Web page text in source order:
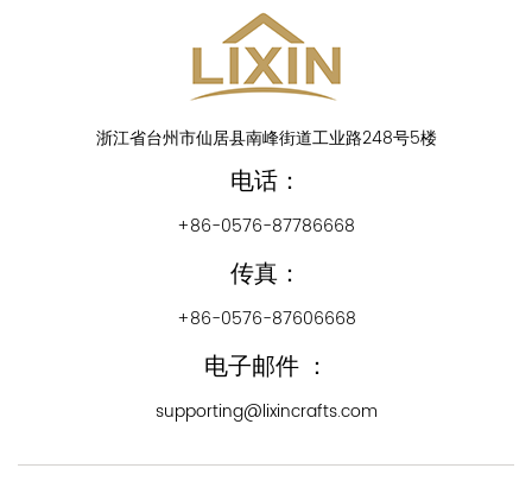
浙江省台州市仙居县南峰街道工业路248号5楼
电话：
+86-0576-87786668
传真：
+86-0576-87606668
电子邮件 ：
supporting@lixincrafts.com